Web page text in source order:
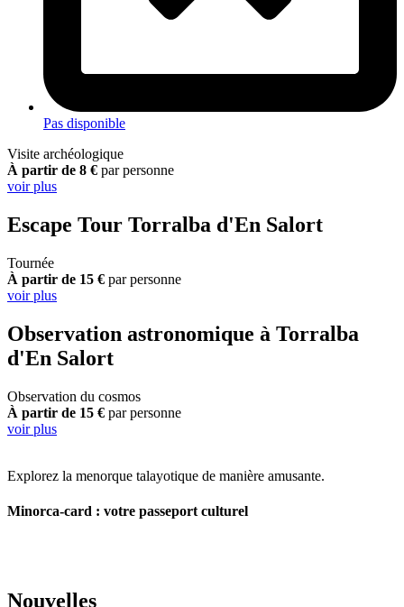
Pas disponible
Visite archéologique
À partir de 8 € par personne
voir plus
Escape Tour Torralba d'En Salort
Tournée
À partir de 15 € par personne
voir plus
Observation astronomique à Torralba
d'En Salort
Observation du cosmos
À partir de 15 € par personne
voir plus
Explorez la menorque talayotique de manière amusante.
Minorca-card : votre passeport culturel
Nouvelles